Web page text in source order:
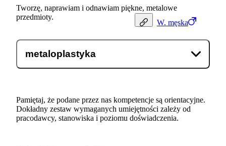
W. męska
Tworzę, naprawiam i odnawiam piękne, metalowe
przedmioty.
metaloplastyka
Pamiętaj, że podane przez nas kompetencje są orientacyjne.
Dokładny zestaw wymaganych umiejętności zależy od
pracodawcy, stanowiska i poziomu doświadczenia.